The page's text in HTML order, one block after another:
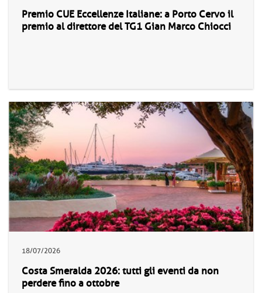
Premio CUE Eccellenze Italiane: a Porto Cervo il
premio al direttore del TG1 Gian Marco Chiocci
18/07/2026
Costa Smeralda 2026: tutti gli eventi da non
perdere fino a ottobre